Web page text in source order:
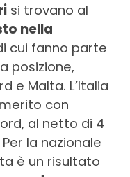
si trovano al
nella
cui fanno parte
posizione,
e Malta. L’Italia
con
al netto di 4
la nazionale
è un risultato